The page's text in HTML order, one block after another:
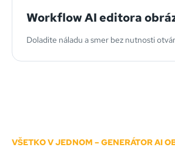
Workflow AI editora
Doladite náladu a smer bez nutnosti
VŠETKO V JEDNOM – GENERÁTOR AI